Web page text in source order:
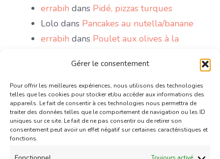
Gérer le consentement
Pour offrir les meilleures expériences, nous utilisons des technologies
telles que les cookies pour stocker et/ou accéder aux informations des
appareils. Le fait de consentir à ces technologies nous permettra de
traiter des données telles que le comportement de navigation ou les ID
uniques sur ce site. Le fait de ne pas consentir ou de retirer son
consentement peut avoir un effet négatif sur certaines caractéristiques et
fonctions.
errabih dans Pidé, pizzas turques
Lolo dans Pancakes au nutella/banane
errabih dans Poulet aux olives à la
dansLe Mont Blanc, gâteau antillais
wattootedansGaufres comme à la fête
foraine
ChrisdansMini tartelettes aux chocolat
et confiture de lait caramélisé